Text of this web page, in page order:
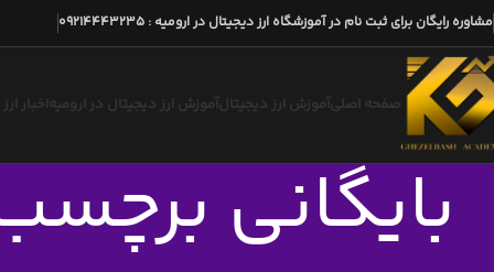
مشاوره رایگان برای ثبت نام در آموزشگاه ارز دیجیتال در ارومیه :
09214443235
صفحه اصلیآموزش ارز دیجیتالآموزش ارز دیجیتال در ارومیه اخبار
بایگانی